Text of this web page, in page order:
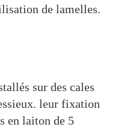
de lamelles.
sur des cales
leur fixation
en laiton de 5